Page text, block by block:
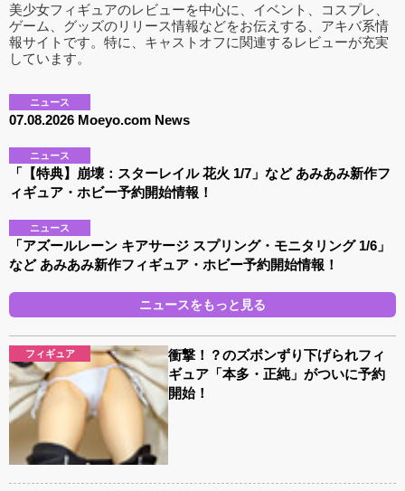
美少女フィギュアのレビューを中心に、イベント、コスプレ、
ゲーム、グッズのリリース情報などをお伝えする、アキバ系情
報サイトです。特に、キャストオフに関連するレビューが充実
しています。
ニュース
07.08.2026 Moeyo.com News
ニュース
「【特典】崩壊：スターレイル 花火 1/7」など あみあみ新作フ
ィギュア・ホビー予約開始情報！
ニュース
「アズールレーン キアサージ スプリング・モニタリング 1/6」
など あみあみ新作フィギュア・ホビー予約開始情報！
ニュースをもっと見る
フィギュア
衝撃！？のズボンずり下げられフィ
ギュア「本多・正純」がついに予約
開始！